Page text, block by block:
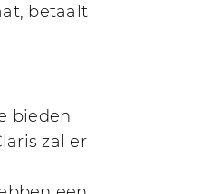
betaalt
bieden
zal er